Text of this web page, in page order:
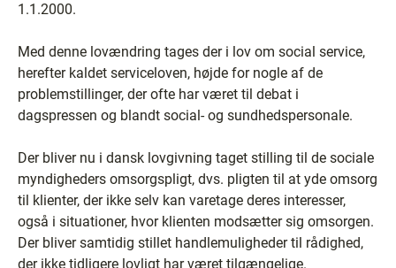
1.1.2000.
Med denne lovændring tages der i lov om social service,
herefter kaldet serviceloven, højde for nogle af de
problemstillinger, der ofte har været til debat i
dagspressen og blandt social- og sundhedspersonale.
Der bliver nu i dansk lovgivning taget stilling til de sociale
myndigheders omsorgspligt, dvs. pligten til at yde omsorg
til klienter, der ikke selv kan varetage deres interesser,
også i situationer, hvor klienten modsætter sig omsorgen.
Der bliver samtidig stillet handlemuligheder til rådighed,
der ikke tidligere lovligt har været tilgængelige.